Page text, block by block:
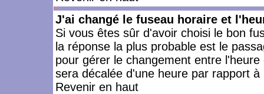
J'ai changé le fuseau horaire et
Si vous êtes sûr d'avoir choisi le bon
la réponse la plus probable est le
pour gérer le changement entre
sera décalée d'une heure par rapport à
Revenir en haut